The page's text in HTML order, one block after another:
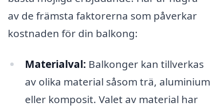
av de främsta faktorerna som påverkar
kostnaden för din balkong:
Materialval: Balkonger kan tillverkas
av olika material såsom trä, aluminium
eller komposit. Valet av material har